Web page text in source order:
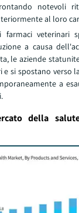
notevoli
al loro
veterinari
a causa
le aziende
e si spostano verso
a
della